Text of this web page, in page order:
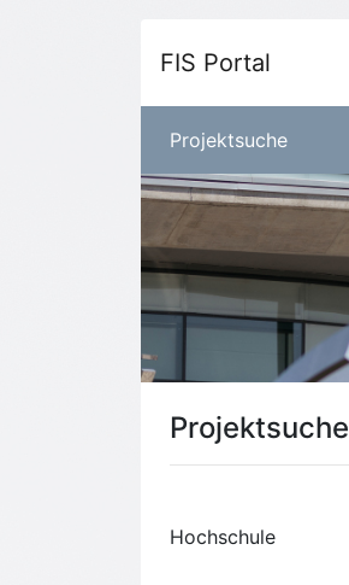
FIS Portal
Projektsuche
Projektsuche
Hochschule